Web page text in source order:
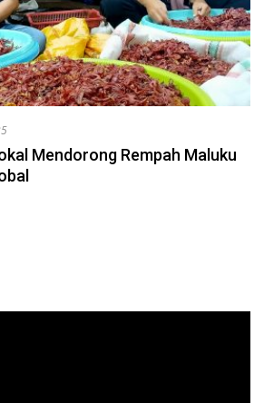
Mendorong Rempah Maluku